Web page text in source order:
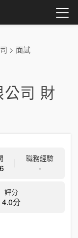
> 面試
司 財
職務經驗
-
評分
4.0分